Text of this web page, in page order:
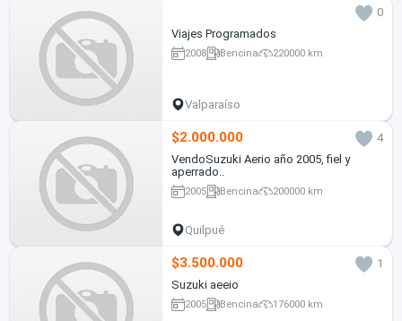
0
Viajes Programados
2008 Bencina 220000 km
Valparaíso
$2.000.000
4
VendoSuzuki Aerio año 2005, fiel y
aperrado..
2005 Bencina 200000 km
Quilpué
$3.500.000
1
Suzuki aeeio
2005 Bencina 176000 km